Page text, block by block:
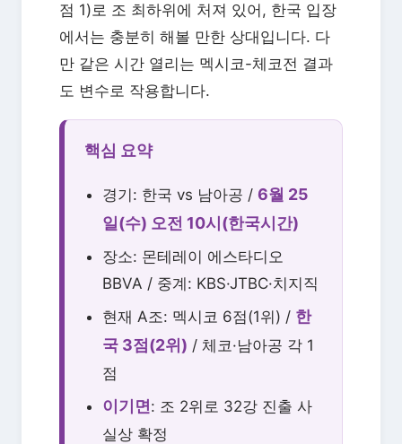
점 1)로 조 최하위에 처져 있어, 한국 입장
에서는 충분히 해볼 만한 상대입니다. 다
만 같은 시간 열리는 멕시코-체코전 결과
도 변수로 작용합니다.
핵심 요약
경기: 한국 vs 남아공 / 6월 25
일(수) 오전 10시(한국시간)
장소: 몬테레이 에스타디오
BBVA / 중계: KBS·JTBC·치지직
현재 A조: 멕시코 6점(1위) / 한
국 3점(2위) / 체코·남아공 각 1
점
이기면 : 조 2위로 32강 진출 사
실상 확정